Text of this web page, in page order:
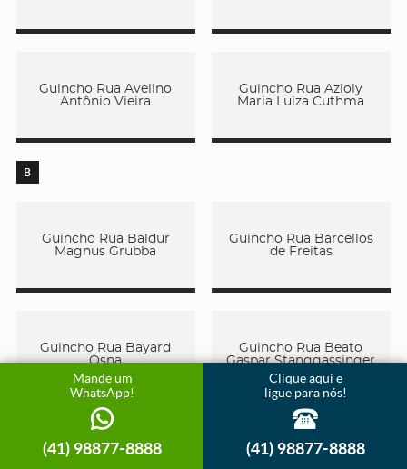
Guincho Rua Avelino
Antônio Vieira
Guincho Rua Azioly
Maria Luiza Cuthma
B
Guincho Rua Baldur
Magnus Grubba
Guincho Rua Barcellos
de Freitas
Guincho Rua Bayard
Osna
Guincho Rua Beato
Gaspar Stanggassinger
Guincho Rua Beato
Guincho Rua Beit
Mande um
WhatsApp!
(41) 98877-8888
Clique aqui e
ligue para nós!
(41) 98877-8888